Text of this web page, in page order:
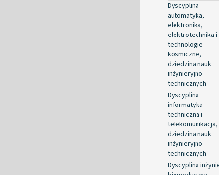
Dyscyplina
automatyka,
elektronika,
elektrotechnika i
technologie
kosmiczne,
dziedzina nauk
inżynieryjno-
technicznych
Dyscyplina
informatyka
techniczna i
telekomunikacja,
dziedzina nauk
inżynieryjno-
technicznych
Dyscyplina